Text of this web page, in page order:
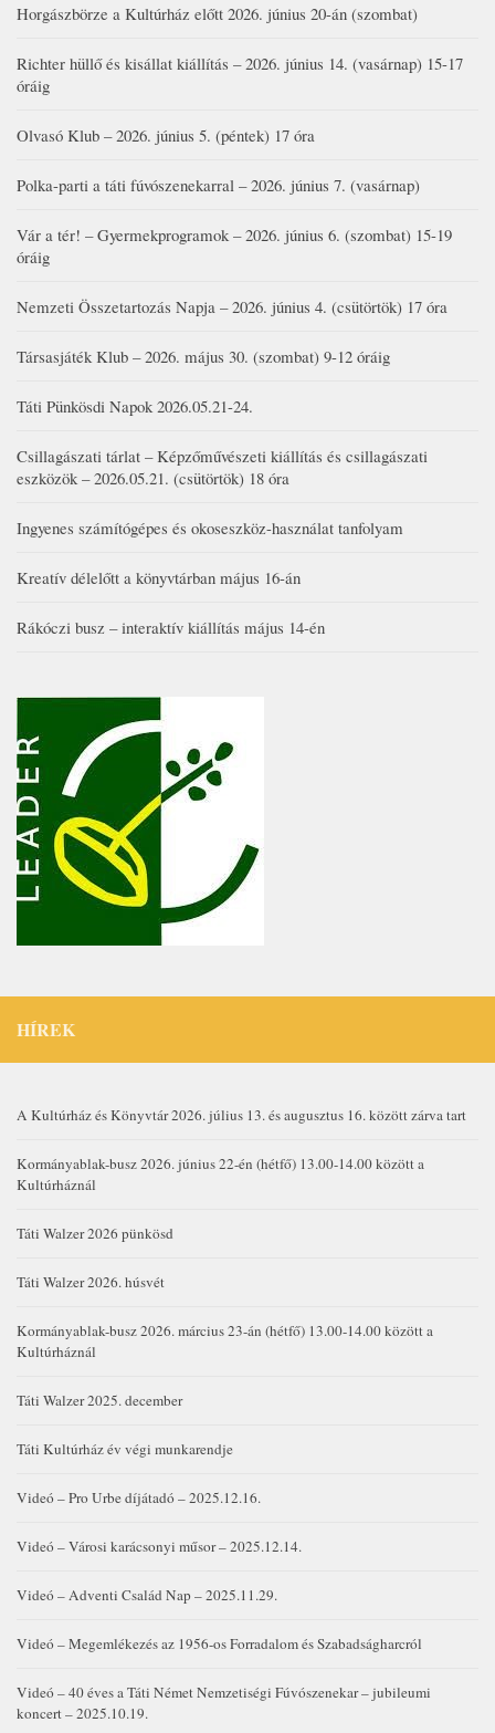
Horgászbörze a Kultúrház előtt 2026. június 20-án (szombat)
Richter hüllő és kisállat kiállítás – 2026. június 14. (vasárnap) 15-17
óráig
Olvasó Klub – 2026. június 5. (péntek) 17 óra
Polka-parti a táti fúvószenekarral – 2026. június 7. (vasárnap)
Vár a tér! – Gyermekprogramok – 2026. június 6. (szombat) 15-19
óráig
Nemzeti Összetartozás Napja – 2026. június 4. (csütörtök) 17 óra
Társasjáték Klub – 2026. május 30. (szombat) 9-12 óráig
Táti Pünkösdi Napok 2026.05.21-24.
Csillagászati tárlat – Képzőművészeti kiállítás és csillagászati
eszközök – 2026.05.21. (csütörtök) 18 óra
Ingyenes számítógépes és okoseszköz-használat tanfolyam
Kreatív délelőtt a könyvtárban május 16-án
Rákóczi busz – interaktív kiállítás május 14-én
HÍREK
A Kultúrház és Könyvtár 2026. július 13. és augusztus 16. között zárva tart
Kormányablak-busz 2026. június 22-én (hétfő) 13.00-14.00 között a
Kultúrháznál
Táti Walzer 2026 pünkösd
Táti Walzer 2026. húsvét
Kormányablak-busz 2026. március 23-án (hétfő) 13.00-14.00 között a
Kultúrháznál
Táti Walzer 2025. december
Táti Kultúrház év végi munkarendje
Videó – Pro Urbe díjátadó – 2025.12.16.
Videó – Városi karácsonyi műsor – 2025.12.14.
Videó – Adventi Család Nap – 2025.11.29.
Videó – Megemlékezés az 1956-os Forradalom és Szabadságharcról
Videó – 40 éves a Táti Német Nemzetiségi Fúvószenekar – jubileumi
koncert – 2025.10.19.